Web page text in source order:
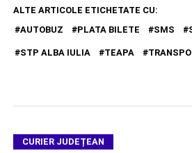
ALTE ARTICOLE ETICHETATE CU:
AUTOBUZ
PLATA BILETE SMS
STP ALBA IULIA TEAPA
CURIER JUDEȚEAN